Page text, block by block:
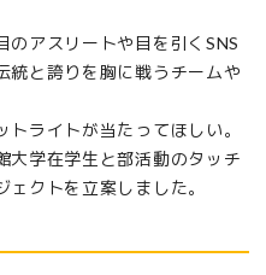
のアスリートや目を引くSNS
統と誇りを胸に戦うチームや
ライトが当たってほしい。
大学在学生と部活動のタッチ
クトを立案しました。